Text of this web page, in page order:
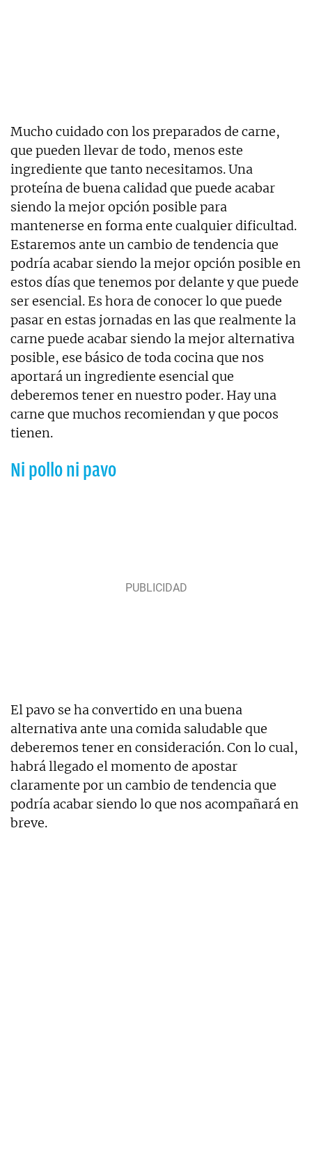
Mucho cuidado con los preparados de carne,
que pueden llevar de todo, menos este
ingrediente que tanto necesitamos. Una
proteína de buena calidad que puede acabar
siendo la mejor opción posible para
mantenerse en forma ente cualquier dificultad.
Estaremos ante un cambio de tendencia que
podría acabar siendo la mejor opción posible en
estos días que tenemos por delante y que puede
ser esencial. Es hora de conocer lo que puede
pasar en estas jornadas en las que realmente la
carne puede acabar siendo la mejor alternativa
posible, ese básico de toda cocina que nos
aportará un ingrediente esencial que
deberemos tener en nuestro poder. Hay una
carne que muchos recomiendan y que pocos
tienen.
Ni pollo ni pavo
El pavo se ha convertido en una buena
alternativa ante una comida saludable que
deberemos tener en consideración. Con lo cual,
habrá llegado el momento de apostar
claramente por un cambio de tendencia que
podría acabar siendo lo que nos acompañará en
breve.